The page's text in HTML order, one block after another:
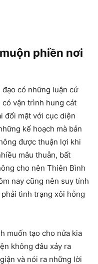
phiền nơi
có những luận cứ
có vận trình hung cát
đối mặt với cục diện
kế hoạch mà bản
được thuận lợi khi
mâu thuẫn, bất
cho nên Thiên Bình
nay cũng nên suy tính
tình trạng xôi hỏng
muốn tạo cho nửa kia
không đâu xảy ra
và nói ra những lời